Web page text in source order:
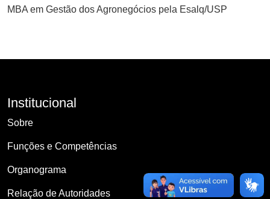
MBA em Gestão dos Agronegócios pela Esalq/USP
Institucional
Sobre
Funções e Competências
Organograma
Relação de Autoridades